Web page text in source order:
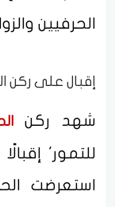
الحرفيين
إقبال على ركن
شهد ركن
للتمور'
استعرضت